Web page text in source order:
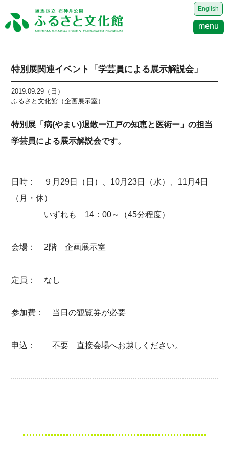
English
menu
特別展関連イベント「学芸員による展示解説会」
2019.09.29（日）
ふるさと文化館（企画展示室）
特別展「病(やまい)退散ー江戸の知恵と医術ー」の担当
学芸員による展示解説会です。
日時： ９月29日（日）、10月23日（水）、11月4日
（月・休）
いずれも 14：00～（45分程度）
会場： 2階 企画展示室
定員： なし
参加費： 当日の観覧券が必要
申込： 不要 直接会場へお越しください。